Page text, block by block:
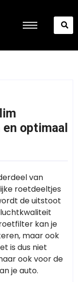
optimaal
van
roetdeeltjes
de uitstoot
kan je
maar ook
is dus niet
ook voor de
je auto.